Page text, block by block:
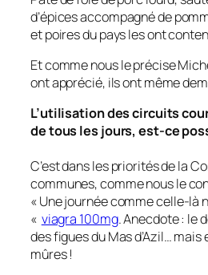
d’épices accompagné de
et poires du pays les ont
Et comme nous le précise
ont apprécié, ils ont même
L’utilisation des circuits
de tous les jours, est-ce
C’est dans les priorités de la
communes, comme nous le
«Une journée comme celle-là
« viagra 100mg. Anecdote : le
des figues du Mas d’Azil… mais
mûres !